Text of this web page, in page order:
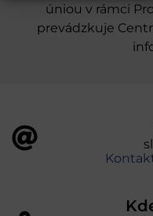
úniou v rámci
prevádzkuje